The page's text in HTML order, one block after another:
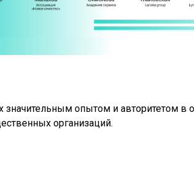
опытом и авторитетом в
организаций.